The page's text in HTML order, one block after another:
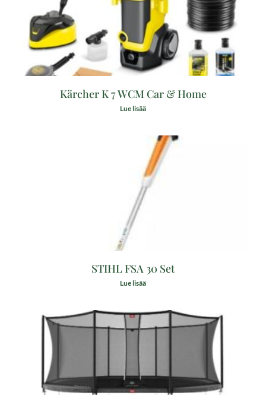
Kärcher K 7 WCM Car & Home
Lue lisää
STIHL FSA 30 Set
Lue lisää